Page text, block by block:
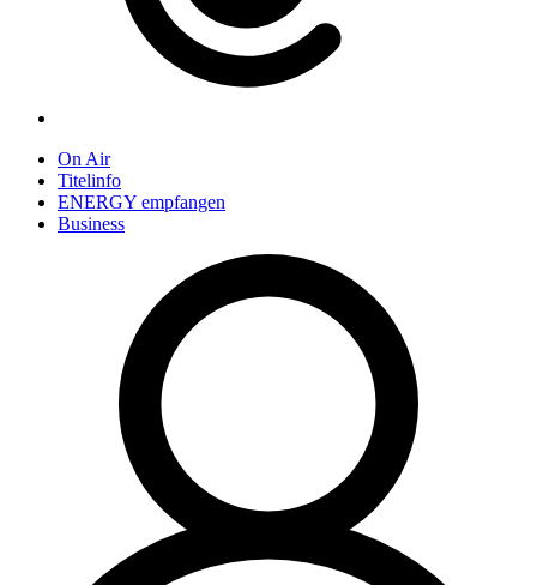
On Air
Titelinfo
ENERGY empfangen
Business